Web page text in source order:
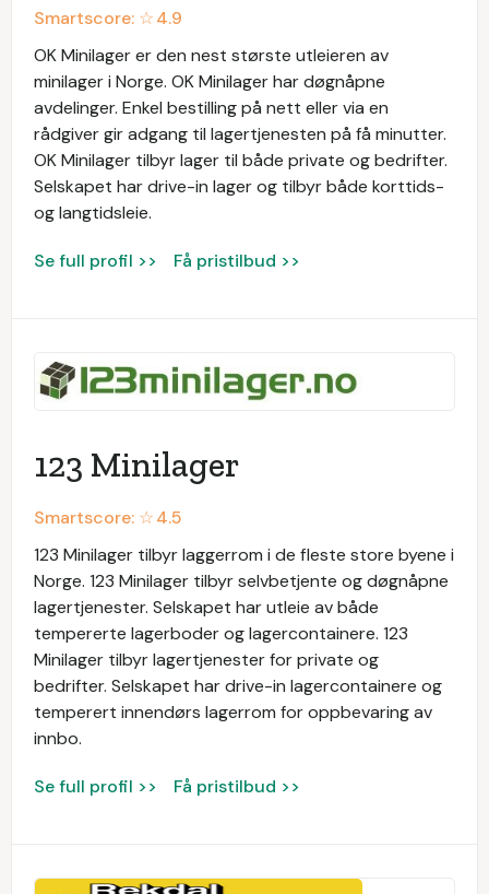
Smartscore: ☆4.9
OK Minilager er den nest største utleieren av
minilager i Norge. OK Minilager har døgnåpne
avdelinger. Enkel bestilling på nett eller via en
rådgiver gir adgang til lagertjenesten på få minutter.
OK Minilager tilbyr lager til både private og bedrifter.
Selskapet har drive-in lager og tilbyr både korttids-
og langtidsleie.
Se full profil >> Få pristilbud >>
123 Minilager
Smartscore: ☆4.5
123 Minilager tilbyr laggerrom i de fleste store byene i
Norge. 123 Minilager tilbyr selvbetjente og døgnåpne
lagertjenester. Selskapet har utleie av både
tempererte lagerboder og lagercontainere. 123
Minilager tilbyr lagertjenester for private og
bedrifter. Selskapet har drive-in lagercontainere og
temperert innendørs lagerrom for oppbevaring av
innbo.
Se full profil >> Få pristilbud >>